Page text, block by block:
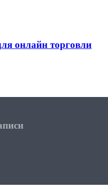
онлайн торговли